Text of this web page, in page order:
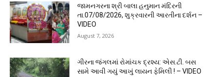
જામનગરના શ્રી બાલા હનુમાન મંદિરની
તા.07/08/2026, શુક્રવારની આરતીના દર્શન –
VIDEO
August 7, 2026
ગીરના જંગલમાં રોમાંચક દ્રશ્ય: એસ.ટી. બસ
સામે આવી ગયું આખું લાયન ફેમિલી ! – VIDEO